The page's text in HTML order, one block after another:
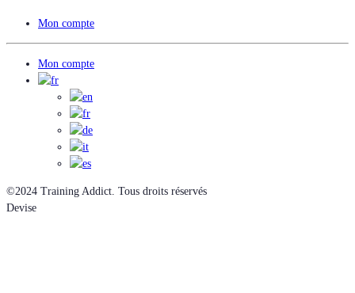
Mon compte
Mon compte
©2024 Training Addict. Tous droits réservés
Devise